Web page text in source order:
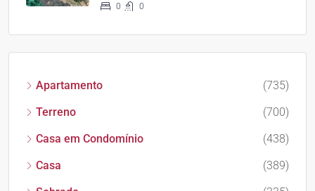
0 0
Apartamento
(735)
Terreno
(700)
Casa em Condomínio
(438)
Casa
(389)